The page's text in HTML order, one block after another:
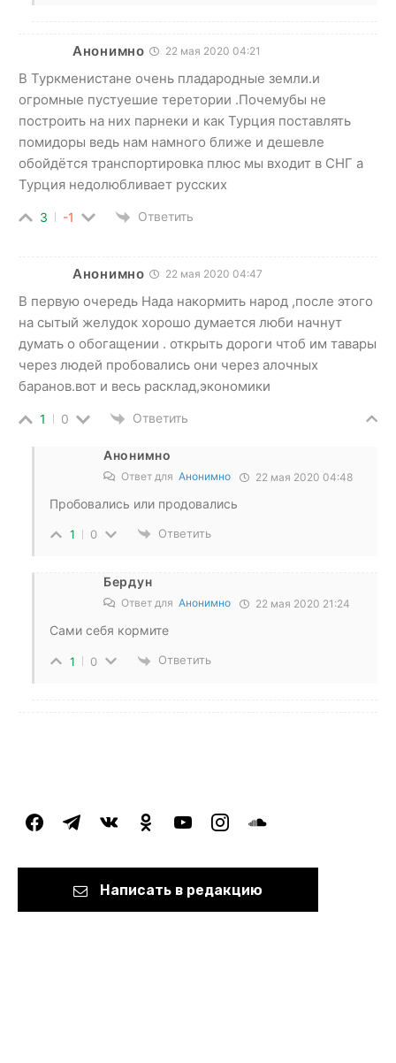
Анонимно 22 мая 2020 04:21
В Туркменистане очень пладародные земли.и
огромные пустуешие теретории .Почемубы не
построить на них парнеки и как Турция поставлять
помидоры ведь нам намного ближе и дешевле
обойдётся транспортировка плюс мы входит в СНГ а
Турция недолюбливает русских
3 -1 Ответить
Анонимно 22 мая 2020 04:47
В первую очередь Нада накормить народ ,после этого
на сытый желудок хорошо думается люби начнут
думать о обогащении . открыть дороги чтоб им тавары
через людей пробовались они через алочных
баранов.вот и весь расклад,экономики
1 0 Ответить
Анонимно
Ответ для Анонимно 22 мая 2020 04:48
Пробовались или продовались
1 0 Ответить
Бердун
Ответ для Анонимно 22 мая 2020 21:24
Сами себя кормите
1 0 Ответить
facebooktelegramvkontakteodnoklassniki
youtubeinstagramsoundcloud
Написать в редакцию